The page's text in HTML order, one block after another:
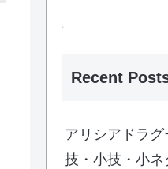
Recent
アリシアドラ
技・小技・小